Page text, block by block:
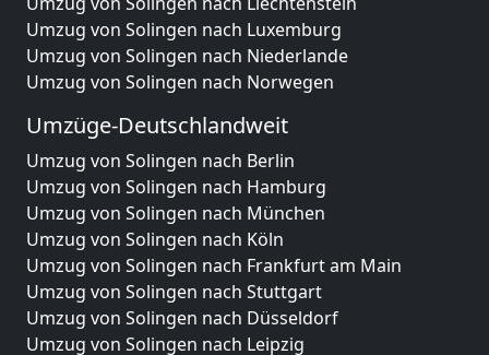
Umzug von Solingen nach Luxemburg
Umzug von Solingen nach Niederlande
Umzug von Solingen nach Norwegen
Umzüge-Deutschlandweit
Umzug von Solingen nach Berlin
Umzug von Solingen nach Hamburg
Umzug von Solingen nach München
Umzug von Solingen nach Köln
Umzug von Solingen nach Frankfurt am Main
Umzug von Solingen nach Stuttgart
Umzug von Solingen nach Düsseldorf
Umzug von Solingen nach Leipzig